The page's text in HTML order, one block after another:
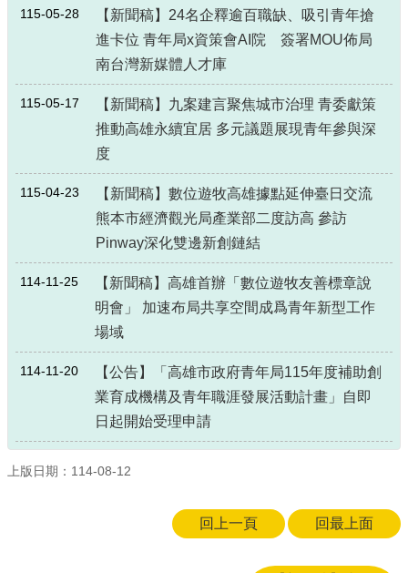
115-05-28
【新聞稿】24名企釋逾百職缺、吸引青年搶
進卡位 青年局x資策會AI院 簽署MOU佈局
南台灣新媒體人才庫
115-05-17
【新聞稿】九案建言聚焦城市治理 青委獻策
推動高雄永續宜居 多元議題展現青年參與深
度
115-04-23
【新聞稿】數位遊牧高雄據點延伸臺日交流
熊本市經濟觀光局產業部二度訪高 參訪
Pinway深化雙邊新創鏈結
114-11-25
【新聞稿】高雄首辦「數位遊牧友善標章說
明會」 加速布局共享空間成爲青年新型工作
場域
114-11-20
【公告】「高雄市政府青年局115年度補助創
業育成機構及青年職涯發展活動計畫」自即
日起開始受理申請
上版日期：114-08-12
回上一頁 回最上面